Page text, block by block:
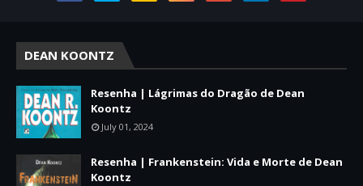
DEAN KOONTZ
Resenha | Lágrimas do Dragão de Dean
Koontz
July 01, 2024
Resenha | Frankenstein: Vida e Morte de Dean
Koontz